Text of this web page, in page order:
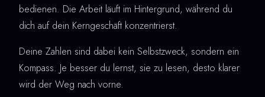
bedienen. Die Arbeit läuft im Hintergrund, während du
dich auf dein Kerngeschäft konzentrierst.
Deine Zahlen sind dabei kein Selbstzweck, sondern ein
Kompass. Je besser du lernst, sie zu lesen, desto klarer
wird der Weg nach vorne.